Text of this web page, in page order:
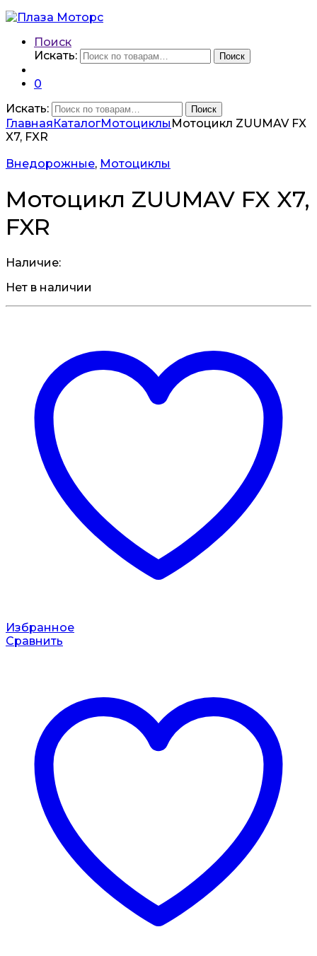
Поиск
Искать:
Поиск
0
Искать:
Поиск
ГлавнаяКаталогМотоциклы Мотоцикл ZUUMAV FX
X7, FXR
Внедорожные, Мотоциклы
Мотоцикл ZUUMAV FX X7,
FXR
Наличие:
Нет в наличии
Избранное
Сравнить